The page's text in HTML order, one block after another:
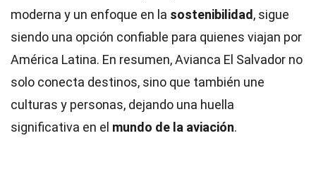
moderna y un enfoque en la sostenibilidad , sigue
siendo una opción confiable para quienes viajan por
América Latina. En resumen, Avianca El Salvador no
solo conecta destinos, sino que también une
culturas y personas, dejando una huella
significativa en el mundo de la aviación.